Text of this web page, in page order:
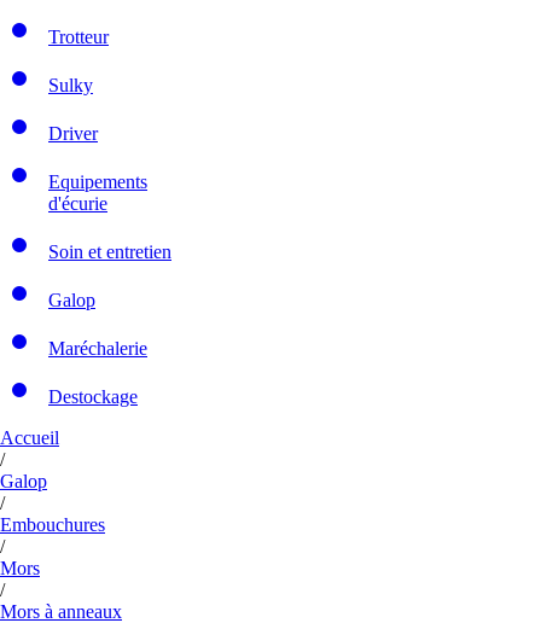
Trotteur
Sulky
Driver
Equipements
d'écurie
Soin et entretien
Galop
Maréchalerie
Destockage
Accueil
/
Galop
/
Embouchures
/
Mors
/
Mors à anneaux